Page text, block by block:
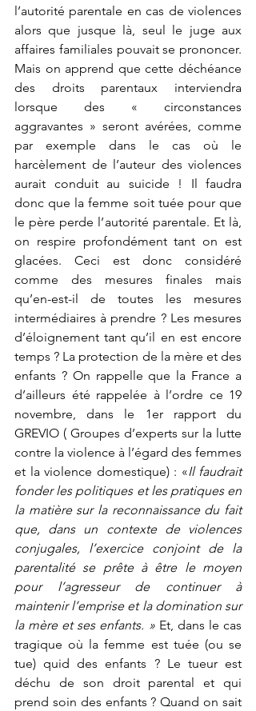
l’autorité parentale en cas de violences
alors que jusque là, seul le juge aux
affaires familiales pouvait se prononcer.
Mais on apprend que cette déchéance
des droits parentaux interviendra
lorsque des « circonstances
aggravantes » seront avérées, comme
par exemple dans le cas où le
harcèlement de l’auteur des violences
aurait conduit au suicide ! Il faudra
donc que la femme soit tuée pour que
le père perde l’autorité parentale. Et là,
on respire profondément tant on est
glacées. Ceci est donc considéré
comme des mesures finales mais
qu’en-est-il de toutes les mesures
intermédiaires à prendre ? Les mesures
d’éloignement tant qu’il en est encore
temps ? La protection de la mère et des
enfants ? On rappelle que la France a
d’ailleurs été rappelée à l’ordre ce 19
novembre, dans le 1er rapport du
GREVIO ( Groupes d’experts sur la lutte
contre la violence à l’égard des femmes
et la violence domestique) : «Il faudrait
fonder les politiques et les pratiques en
la matière sur la reconnaissance du fait
que, dans un contexte de violences
conjugales, l’exercice conjoint de la
parentalité se prête à être le moyen
pour l’agresseur de continuer à
maintenir l’emprise et la domination sur
la mère et ses enfants. » Et, dans le cas
tragique où la femme est tuée (ou se
tue) quid des enfants ? Le tueur est
déchu de son droit parental et qui
prend soin des enfants ? Quand on sait